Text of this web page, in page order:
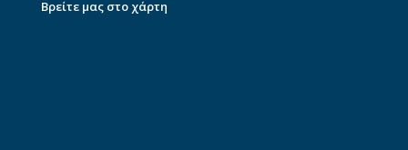
Βρείτε μας στο χάρτη